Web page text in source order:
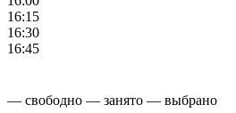
16:15
16:30
16:45
— свободно — занято — выбрано